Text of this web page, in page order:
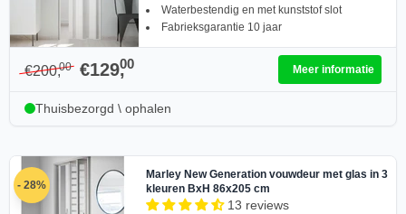
Waterbestendig en met kunststof slot
Fabrieksgarantie 10 jaar
€200,00 €129,
00 Meer informatie
Thuisbezorgd \ ophalen
- 28%
Marley New Generation vouwdeur met glas in 3
kleuren BxH 86x205 cm
13 reviews